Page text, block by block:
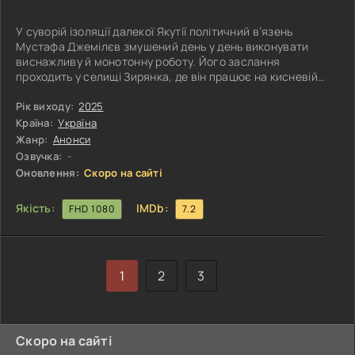
У суворій ізоляції далекої Якутії політичний в’язень
Мустафа Джемілєв змушений день у день виконувати
виснажливу й монотонну роботу. Його заслання
проходить у селищі Зирянка, де він працює на кисневій
рутина стає символом безнадійності, ніби повторення
одного й того ж руху, що не приносить змін, але
випробовує волю людини.
Рік виходу: 2025
Країна: Україна
Жанр: Анонси
Озвучка: -
Оновлення: Скоро на сайті
Якість: FHD 1080 IMDb: 7.2
1 2 3
Скоро на сайті